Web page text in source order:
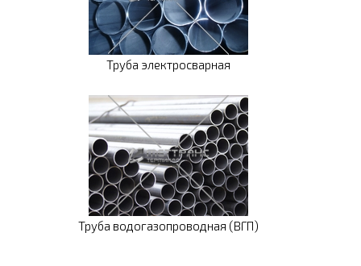
Труба электросварная
Труба водогазопроводная (ВГП)